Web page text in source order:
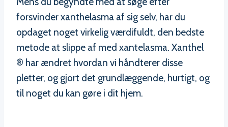
forsvinder xanthelasma af sig selv, har du
opdaget noget virkelig værdifuldt, den bedste
metode at slippe af med xantelasma. Xanthel
® har ændret hvordan vi håndterer disse
pletter, og gjort det grundlæggende, hurtigt, og
til noget du kan gøre i dit hjem.